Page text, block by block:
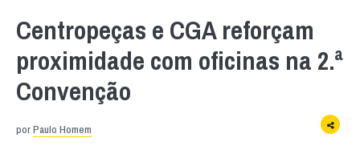
Centropeças e CGA reforçam
proximidade com oficinas na 2.ª
Convenção
porPaulo Homem